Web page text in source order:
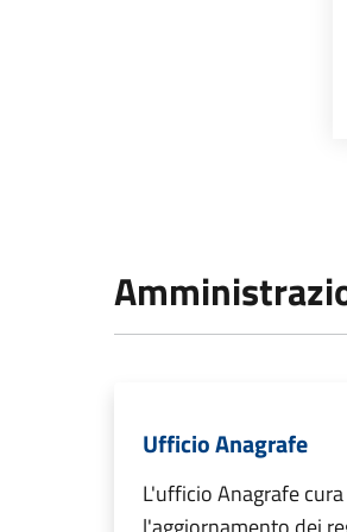
Ufficio Anagrafe
L'ufficio Anagrafe